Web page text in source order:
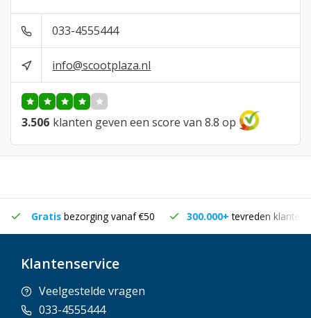
033-4555444
info@scootplaza.nl
3.506 klanten geven een score van 8.8 op
Gratis bezorging vanaf €50 300.000+tevreden klanten
Klantenservice
Veelgestelde vragen
033-4555444